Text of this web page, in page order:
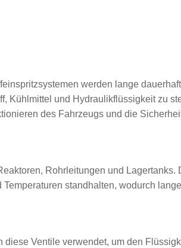
werden lange
Kühlmittel und Hydraulikflüssigkeit zu
des Fahrzeugs und die
Rohrleitungen und Lagertanks.
standhalten, wodurch
Ventile verwendet, um den